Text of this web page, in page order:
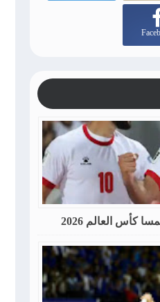
كأس العالم 2026